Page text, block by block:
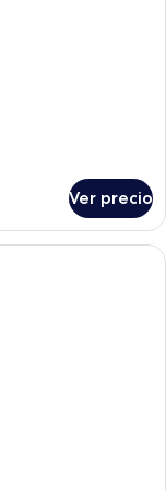
Ver precio
hotel con una cama